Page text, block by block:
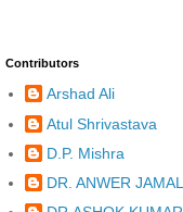
Contributors
Arshad Ali
Atul Shrivastava
D.P. Mishra
DR. ANWER JAMAL